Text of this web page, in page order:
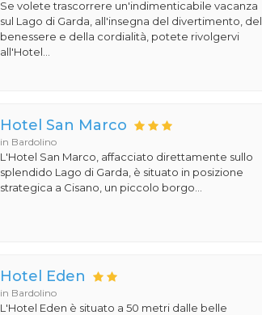
Se volete trascorrere un'indimenticabile vacanza
sul Lago di Garda, all'insegna del divertimento, del
benessere e della cordialità, potete rivolgervi
all'Hotel...
Hotel San Marco
in Bardolino
L'Hotel San Marco, affacciato direttamente sullo
splendido Lago di Garda, è situato in posizione
strategica a Cisano, un piccolo borgo...
Hotel Eden
in Bardolino
L'Hotel Eden è situato a 50 metri dalle belle